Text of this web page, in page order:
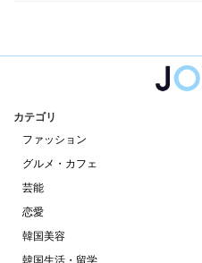
カテゴリ
ファッション
グルメ・カフェ
芸能
恋愛
韓国美容
韓国生活・留学